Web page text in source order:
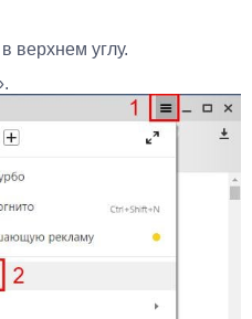
верхнем углу.